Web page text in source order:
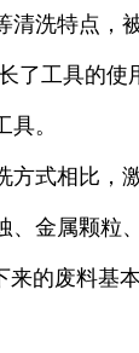
洗特点，
了工具的使
。
式相比，
金属颗粒、
的废料基